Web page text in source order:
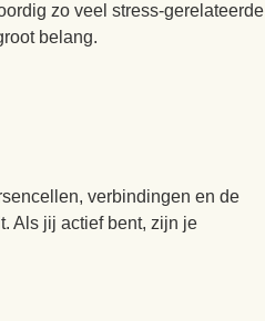
zo veel stress-gerelateerde
belang.
verbindingen en de
Als jij actief bent, zijn je